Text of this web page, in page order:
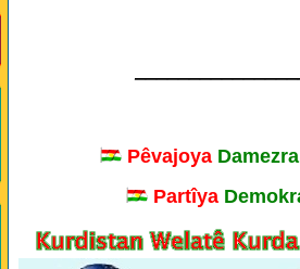
Pêvajoya
Partîya